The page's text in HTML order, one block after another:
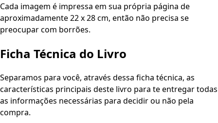
Cada imagem é impressa em sua própria página de
aproximadamente 22 x 28 cm, então não precisa se
preocupar com borrões.
Ficha Técnica do Livro
Separamos para você, através dessa ficha técnica, as
características principais deste livro para te entregar todas
as informações necessárias para decidir ou não pela
compra.